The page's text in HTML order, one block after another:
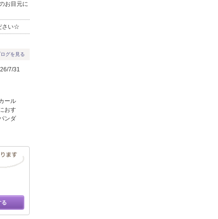
お目元に
さい☆
グを見る
7/31
ール
おす
ンダ
る